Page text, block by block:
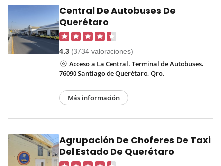
Central De Autobuses De
Querétaro
4.3 (3734 valoraciones)
Acceso a La Central, Terminal de Autobuses,
76090 Santiago de Querétaro, Qro.
Más información
Agrupación De Choferes De Taxi
Del Estado De Querétaro